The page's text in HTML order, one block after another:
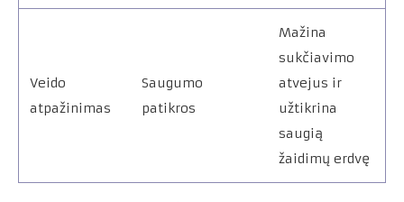
Veido
atpažinimas
Saugumo
patikros
Mažina
sukčiavimo
atvejus ir
užtikrina
saugią
žaidimų erdvę